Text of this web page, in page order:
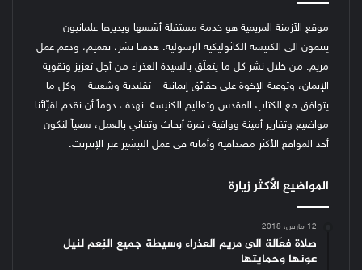
موقع الأزمنة المريمية هو خدمة مستقلة أسّسها ويديرها علمانيون
ينتمون الى الكنيسة الكاثوليكية الرسولية. هدفنا نشر، تعميم، ودعم عمل
مريم. من خلال نشر كل ما يتعلّق بالسيدة العذراء من أجل تعزيز وتقوية
الإيمان، وتوعية الإخوة على حقائق إيمانية – تقليدية وشعبية – وكل ما
يتوافق مع الكتاب المقدس وتعاليم الكنيسة. نهدف دوماً أن نقدم لقرّائنا
مواضيع وتقارير أمينة ووافية، ثمرة أبحاث وتفاني بالعمل، سعياً لنكون
أحد المواقع الأكثر مصداقية وأمانة في عمل التبشير عبر الإنترنت.
المواضيع الأكثر زيارة
12 مارس، 2018
صلاة فعّالة الى مريم العذراء وسيطة جميع النِعم لنيل
عونها وحمايتها